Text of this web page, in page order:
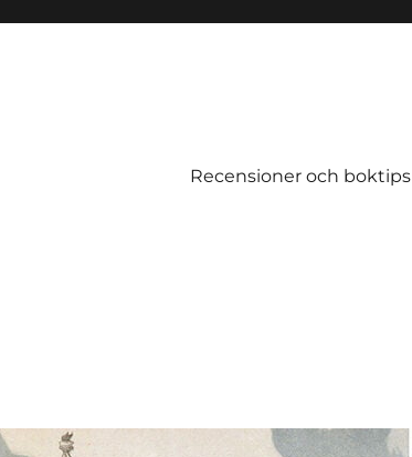
Recensioner och boktips